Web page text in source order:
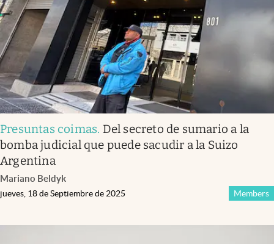
Presuntas coimas. Del secreto de sumario a la
bomba judicial que puede sacudir a la Suizo
Argentina
Mariano Beldyk
Members
jueves, 18 de Septiembre de 2025